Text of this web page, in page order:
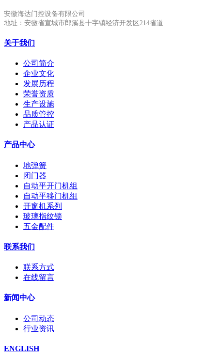
安徽海达门控设备有限公司
地址：安徽省宣城市郎溪县十字镇经济开发区214省道
关于我们
公司简介
企业文化
发展历程
荣誉资质
生产设施
品质管控
产品认证
产品中心
地弹簧
闭门器
自动平开门机组
自动平移门机组
开窗机系列
玻璃指纹锁
五金配件
联系我们
联系方式
在线留言
新闻中心
公司动态
行业资讯
ENGLISH